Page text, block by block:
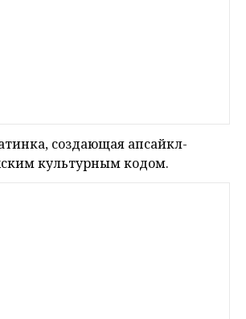
создающая апсайкл-
культурным кодом.